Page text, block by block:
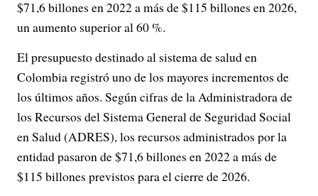
$71,6 billones en 2022 a más de $115 billones en 2026,
un aumento superior al 60 %.
El presupuesto destinado al sistema de salud en
Colombia registró uno de los mayores incrementos de
los últimos años. Según cifras de la Administradora de
los Recursos del Sistema General de Seguridad Social
en Salud (ADRES), los recursos administrados por la
entidad pasaron de $71,6 billones en 2022 a más de
$115 billones previstos para el cierre de 2026.